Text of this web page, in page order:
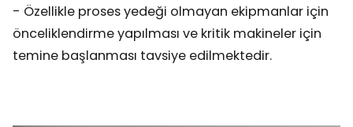
- Özellikle proses yedeği olmayan ekipmanlar için
önceliklendirme yapılması ve kritik makineler için
temine başlanması tavsiye edilmektedir.